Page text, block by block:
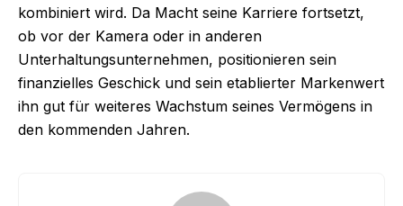
kombiniert wird. Da Macht seine Karriere fortsetzt,
ob vor der Kamera oder in anderen
Unterhaltungsunternehmen, positionieren sein
finanzielles Geschick und sein etablierter Markenwert
ihn gut für weiteres Wachstum seines Vermögens in
den kommenden Jahren.